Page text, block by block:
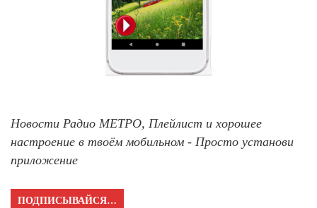
Новости Радио МЕТРО, Плейлист и хорошее
настроение в твоём мобильном - Просто установи
приложение
ПОДПИСЫВАЙСЯ…